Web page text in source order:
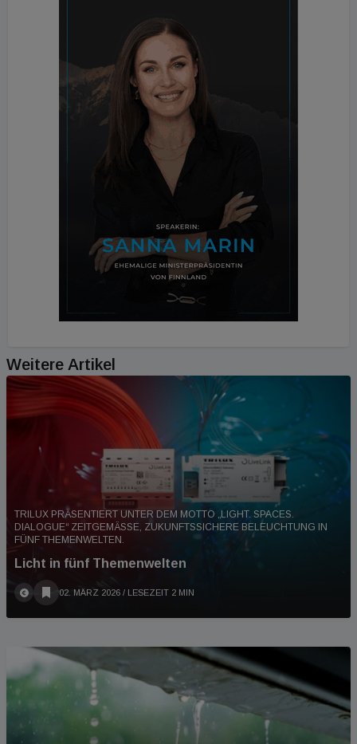
Weitere Artikel
TRILUX PRÄSENTIERT UNTER DEM MOTTO „LIGHT. SPACES.
DIALOGUE“ ZEITGEMÄSSE, ZUKUNFTSSICHERE BELEUCHTUNG IN F
ÜNF THEMENWELTEN.
Licht in fünf Themenwelten
02. MÄRZ 2026 / LESEZEIT 2 MIN